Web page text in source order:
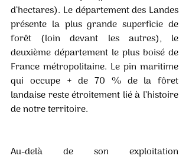
d’hectares). Le département des Landes
présente la plus grande superficie de
forêt (loin devant les autres), le
deuxième département le plus boisé de
France métropolitaine. Le pin maritime
qui occupe + de 70 % de la fôret
landaise reste étroitement lié à l’histoire
de notre territoire.
Au-delà de son exploitation